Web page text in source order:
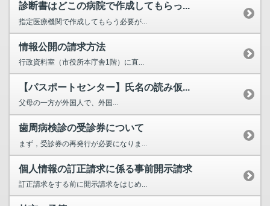
診断書はどこの病院で作成してもらっ...
指定医療機関で作成してもらう必要が...
情報公開の請求方法
行政資料室（市役所本庁舎1階）に直...
【パスポートセンター】氏名の読み仮...
父母の一方が外国人で、外国...
歯周病検診の受診券について
まず，受診券の再発行が必要になりま...
個人情報の訂正請求に係る事前開示請求
訂正請求をする前に開示請求をはじめ...